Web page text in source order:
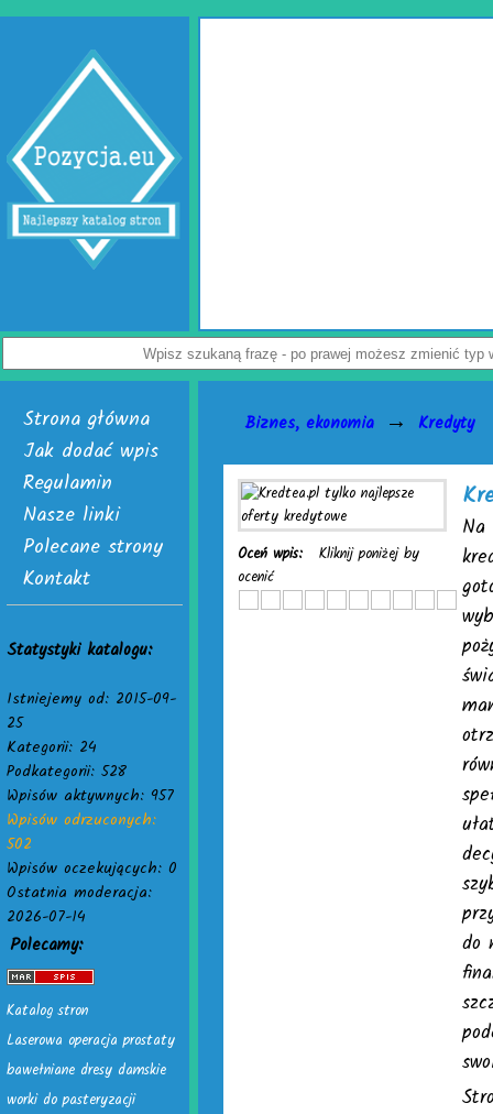
Strona główna
Jak dodać wpis
Regulamin
Nasze linki
Polecane strony
Kontakt
Statystyki katalogu:
Istniejemy od: 2015-09-
25
Kategorii: 24
Podkategorii: 528
Wpisów aktywnych: 957
Wpisów odrzuconych:
502
Wpisów oczekujących: 0
Ostatnia moderacja:
2026-07-14
Polecamy:
Katalog stron
Laserowa operacja prostaty
bawełniane dresy damskie
worki do pasteryzacji
Biznes, ekonomia → Kredyty
Oceń wpis:
Kliknij poniżej by
ocenić
do